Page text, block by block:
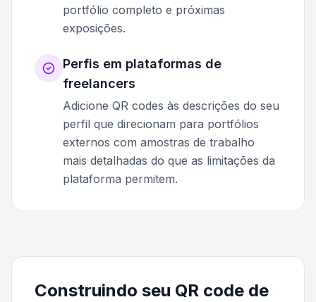
portfólio completo e próximas
exposições.
Perfis em plataformas de
freelancers
Adicione QR codes às descrições do seu
perfil que direcionam para portfólios
externos com amostras de trabalho
mais detalhadas do que as limitações da
plataforma permitem.
Construindo seu QR code de